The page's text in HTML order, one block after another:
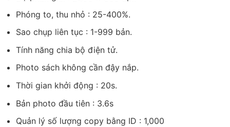
Phóng to, thu nhỏ : 25-400%.
Sao chụp liên tục : 1-999 bản.
Tính năng chia bộ điện tử.
Photo sách không cần đậy nắp.
Thời gian khởi động : 20s.
Bản photo đầu tiên : 3.6s
Quản lý số lượng copy bằng ID : 1,000